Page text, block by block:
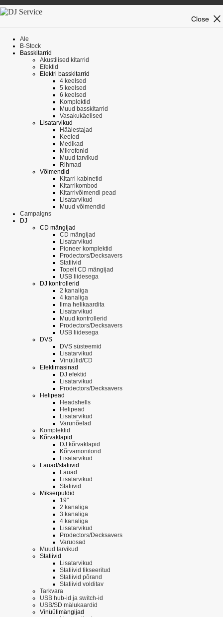
close
Close
Ale
B-Stock
Basskitarrid
Akustilised kitarrid
Efektid
Elektri basskitarrid
4 keelsed
5 keelsed
6 keelsed
Komplektid
Muud basskitarrid
Vasakukäelised
Lisatarvikud
Häälestajad
Keeled
Medikad
Mikrofonid
Muud tarvikud
Rihmad
Võimendid
Kitarri kabinetid
Kitarrikombod
Kitarrivõimendi pead
Lisatarvikud
Muud võimendid
Campaigns
DJ
CD mängijad
CD mängijad
Lisatarvikud
Pioneer komplektid
Prodectors/Decksavers
Statiivid
Topelt CD mängijad
USB liidesega
DJ kontrollerid
2 kanaliga
4 kanaliga
Ilma helikaardita
Lisatarvikud
Muud kontrollerid
Prodectors/Decksavers
USB liidesega
DVS
DVS süsteemid
Lisatarvikud
Vinüülid/CD
Efektimasinad
DJ efektid
Lisatarvikud
Prodectors/Decksavers
Helipead
Headshells
Helipead
Lisatarvikud
Varunõelad
Komplektid
Kõrvaklapid
DJ kõrvaklapid
Kõrvamonitorid
Lisatarvikud
Lauad/statiivid
Lauad
Lisatarvikud
Statiivid
Mikserpuldid
19"
2 kanaliga
3 kanaliga
4 kanaliga
Lisatarvikud
Prodectors/Decksavers
Varuosad
Muud tarvikud
Statiivid
Lisatarvikud
Statiivid fikseeritud
Statiivid põrand
Statiivid volditav
Tarkvara
USB hub-id ja switch-id
USB/SD mälukaardid
Vinüülimängijad